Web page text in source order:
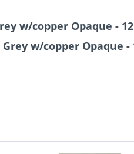
w/copper Opaque -
w/copper Opaque